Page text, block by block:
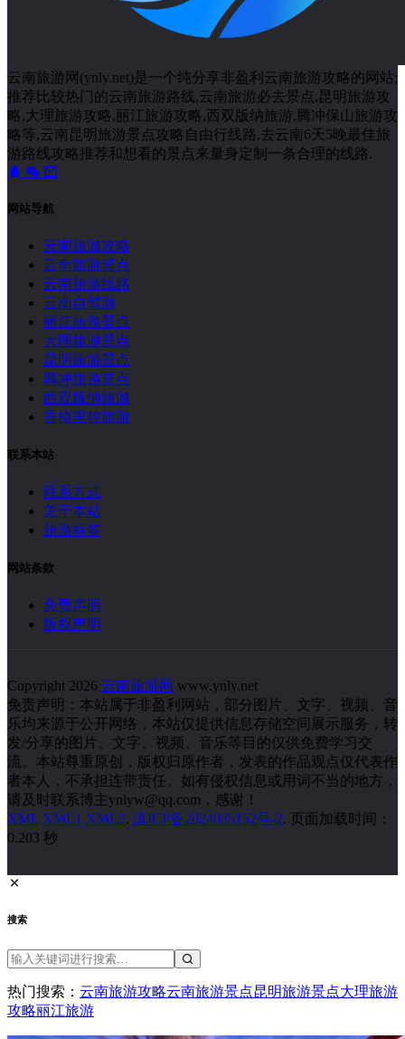
云南旅游网(ynly.net)是一个纯分享非盈利云南旅游攻略的网站;
推荐比较热门的云南旅游路线,云南旅游必去景点,昆明旅游攻
略,大理旅游攻略,丽江旅游攻略,西双版纳旅游,腾冲保山旅游攻
略等,云南昆明旅游景点攻略自由行线路,去云南6天5晚最佳旅
游路线攻略推荐和想看的景点来量身定制一条合理的线路.
网站导航
云南旅游攻略
云南旅游景点
云南旅游线路
云南自驾游
丽江旅游景点
大理旅游景点
昆明旅游景点
腾冲旅游景点
西双版纳旅游
香格里拉旅游
联系本站
联系方式
关于本站
旅游标签
网站条款
免责声明
版权声明
Copyright 2026 云南旅游网 www.ynly.net
免责声明：本站属于非盈利网站，部分图片、文字、视频、音
乐均来源于公开网络，本站仅提供信息存储空间展示服务，转
发/分享的图片、文字、视频、音乐等目的仅供免费学习交
流。本站尊重原创，版权归原作者，发表的作品观点仅代表作
者本人，不承担连带责任。如有侵权信息或用词不当的地方，
请及时联系博主ynlyw@qq.com，感谢！
XML XML1 XML2. 滇ICP备2024035152号-2. 页面加载时间：
0.203 秒
搜索
热门搜索： 云南旅游攻略云南旅游景点昆明旅游景点大理旅游
攻略丽江旅游